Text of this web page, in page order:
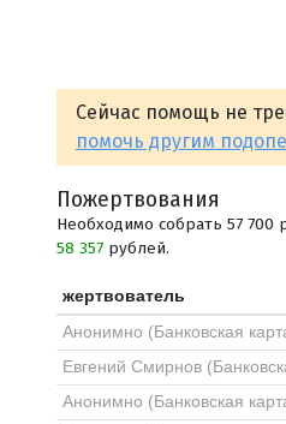
Сейчас помощь не
помочь другим
Пожертвования
Необходимо собрать 57 700
58 357 рублей.
жертвователь
Анонимно (Банковская
Евгений Смирнов
Анонимно (Банковская